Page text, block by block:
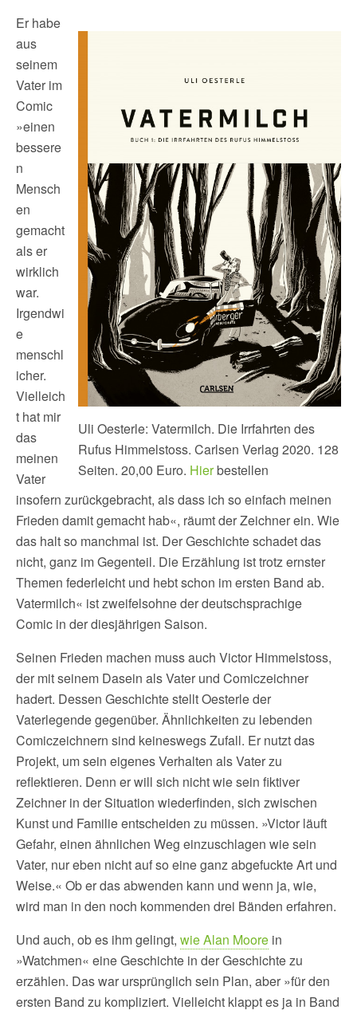
Uli Oesterle: Vatermilch. Die Irrfahrten des
Rufus Himmelstoss. Carlsen Verlag 2020. 128
Seiten. 20,00 Euro. Hierbestellen
Er habe
aus
seinem
Vater im
Comic
»einen
bessere
n
Mensch
en
gemacht
als er
wirklich
war.
Irgendwi
e
menschl
icher.
Vielleich
t hat mir
das
meinen
Vater
insofern zurückgebracht, als dass ich so einfach meinen
Frieden damit gemacht hab«, räumt der Zeichner ein. Wie
das halt so manchmal ist. Der Geschichte schadet das
nicht, ganz im Gegenteil. Die Erzählung ist trotz ernster
Themen federleicht und hebt schon im ersten Band ab.
Vatermilch« ist zweifelsohne der deutschsprachige
Comic in der diesjährigen Saison.
Seinen Frieden machen muss auch Victor Himmelstoss,
der mit seinem Dasein als Vater und Comiczeichner
hadert. Dessen Geschichte stellt Oesterle der
Vaterlegende gegenüber. Ähnlichkeiten zu lebenden
Comiczeichnern sind keineswegs Zufall. Er nutzt das
Projekt, um sein eigenes Verhalten als Vater zu
reflektieren. Denn er will sich nicht wie sein fiktiver
Zeichner in der Situation wiederfinden, sich zwischen
Kunst und Familie entscheiden zu müssen. »Victor läuft
Gefahr, einen ähnlichen Weg einzuschlagen wie sein
Vater, nur eben nicht auf so eine ganz abgefuckte Art und
Weise.« Ob er das abwenden kann und wenn ja, wie,
wird man in den noch kommenden drei Bänden erfahren.
Und auch, ob es ihm gelingt, wie Alan Moore in
»Watchmen« eine Geschichte in der Geschichte zu
erzählen. Das war ursprünglich sein Plan, aber »für den
ersten Band zu kompliziert. Vielleicht klappt es ja in Band